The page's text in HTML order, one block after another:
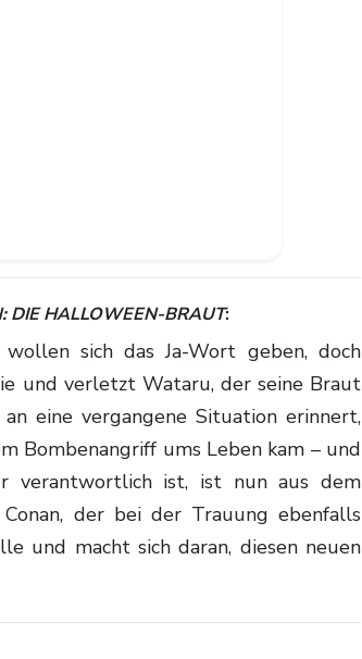
DIE HALLOWEEN-BRAUT:
und verletzt Wataru, der seine Braut
eine vergangene Situation erinnert,
Bombenangriff ums Leben kam – und
verantwortlich ist, ist nun aus dem
der bei der Trauung ebenfalls
und macht sich daran, diesen neuen